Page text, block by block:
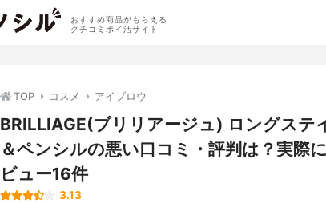
おすすめ商品がもらえる
クチコミポイ活サイト
TOP コスメ アイブロウ
BRILLIAGE(ブリリアージュ) ロングステ
＆ペンシルの悪い口コミ・評判は？実際
ビュー16件
3.13